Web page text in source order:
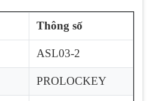
Thông số
ASL03-2
PROLOCKEY